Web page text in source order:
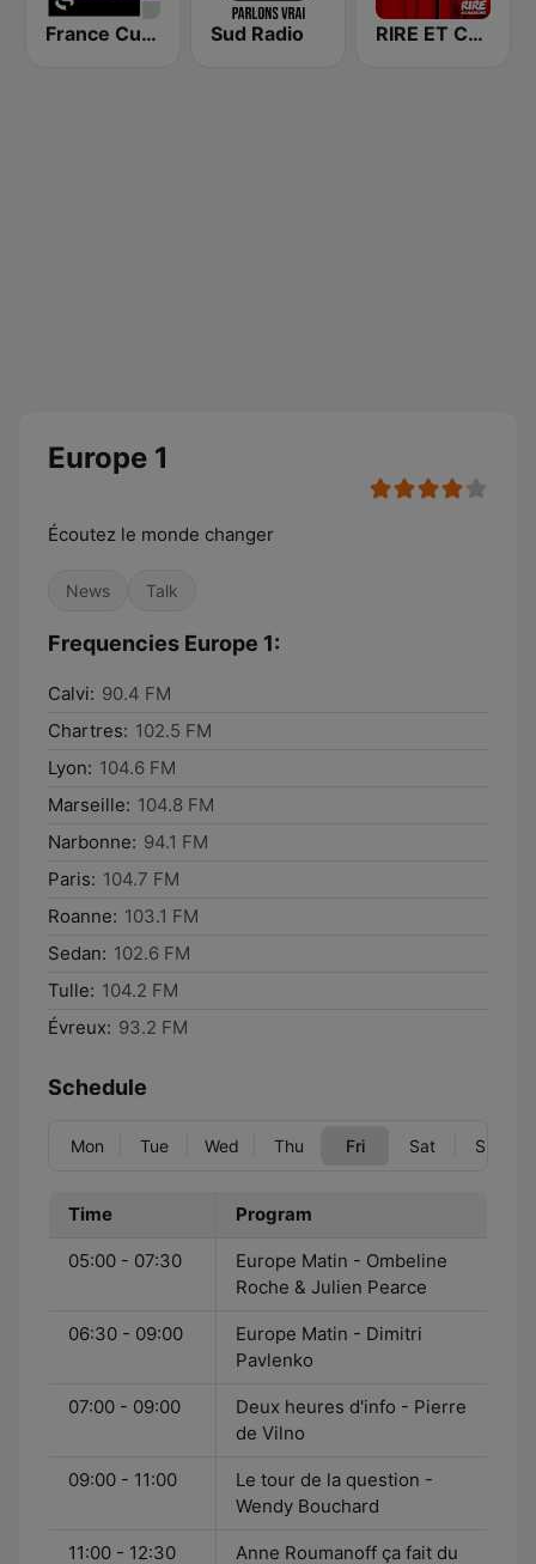
France Culture Sud Radio RIRE ET CHANSONS SKETCHES
Europe 1
Écoutez le monde changer
News Talk
Frequencies Europe 1:
Calvi: 90.4 FM
Chartres: 102.5 FM
Lyon: 104.6 FM
Marseille: 104.8 FM
Narbonne: 94.1 FM
Paris: 104.7 FM
Roanne: 103.1 FM
Sedan: 102.6 FM
Tulle: 104.2 FM
Évreux: 93.2 FM
Schedule
Mon Tue Wed Thu Fri Sat Sun
Time Program
05:00 - 07:30
Europe Matin - Ombeline
Roche & Julien Pearce
06:30 - 09:00
Europe Matin - Dimitri
Pavlenko
07:00 - 09:00
Deux heures d'info - Pierre
de Vilno
09:00 - 11:00
Le tour de la question -
Wendy Bouchard
11:00 - 12:30 Anne Roumanoff ça fait du